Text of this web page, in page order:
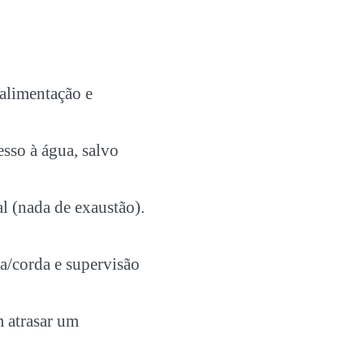
e
à água, salvo
(nada de exaustão).
corda e supervisão
atrasar um